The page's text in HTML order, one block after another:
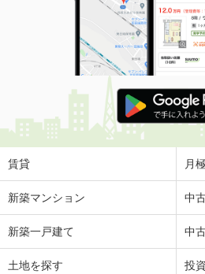
賃貸 月
新築マンション 中
新築一戸建て 中
土地を探す 投